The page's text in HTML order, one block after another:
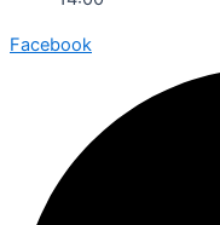
Facebook